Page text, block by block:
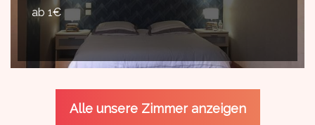
ab 1€
Alle unsere Zimmer anzeigen